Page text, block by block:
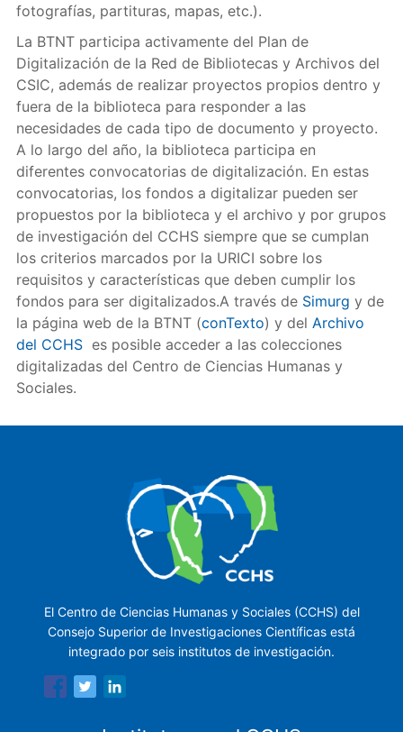
fotografías, partituras, mapas, etc.).
La BTNT participa activamente del Plan de
Digitalización de la Red de Bibliotecas y Archivos del
CSIC, además de realizar proyectos propios dentro y
fuera de la biblioteca para responder a las
necesidades de cada tipo de documento y proyecto.
A lo largo del año, la biblioteca participa en
diferentes convocatorias de digitalización. En estas
convocatorias, los fondos a digitalizar pueden ser
propuestos por la biblioteca y el archivo y por grupos
de investigación del CCHS siempre que se cumplan
los criterios marcados por la URICI sobre los
requisitos y características que deben cumplir los
fondos para ser digitalizados.A través de Simurg y de
la página web de la BTNT (conTexto) y del Archivo
del CCHSes posible acceder a las colecciones
digitalizadas del Centro de Ciencias Humanas y
Sociales.
El Centro de Ciencias Humanas y Sociales (CCHS) del
Consejo Superior de Investigaciones Científicas está
integrado por seis institutos de investigación.